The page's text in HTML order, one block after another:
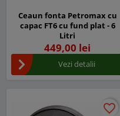
Ceaun fonta Petromax cu
capac FT6 cu fund plat - 6
Litri
449,00 lei
Vezi detalii
favorite_border
favorite_border